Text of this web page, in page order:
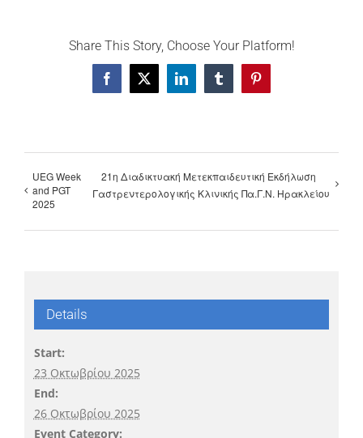
Share This Story, Choose Your Platform!
Facebook
X LinkedInTumblrPinterest
UEG Week
and PGT
2025
21η Διαδικτυακή Μετεκπαιδευτική Εκδήλωση
Γαστρεντερολογικής Κλινικής Πα.Γ.Ν. Ηρακλείου
Details
Start:
23 Οκτωβρίου 2025
End:
26 Οκτωβρίου 2025
Event Category: